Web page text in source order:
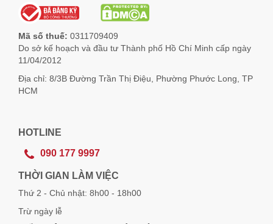
Mã số thuế: 0311709409
Do sở kế hoạch và đầu tư Thành phố Hồ Chí Minh cấp ngày
11/04/2012
Địa chỉ: 8/3B Đường Trần Thị Điệu, Phường Phước Long, TP
HCM
HOTLINE
090 177 9997
THỜI GIAN LÀM VIỆC
Thứ 2 - Chủ nhật: 8h00 - 18h00
Trừ ngày lễ